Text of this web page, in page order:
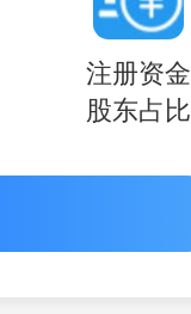
注册资金
股东占比